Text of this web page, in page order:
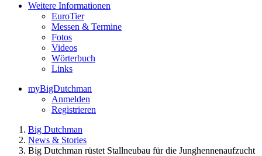
Weitere Informationen
EuroTier
Messen & Termine
Fotos
Videos
Wörterbuch
Links
myBigDutchman
Anmelden
Registrieren
Big Dutchman
News & Stories
Big Dutchman rüstet Stallneubau für die Junghennenaufzucht